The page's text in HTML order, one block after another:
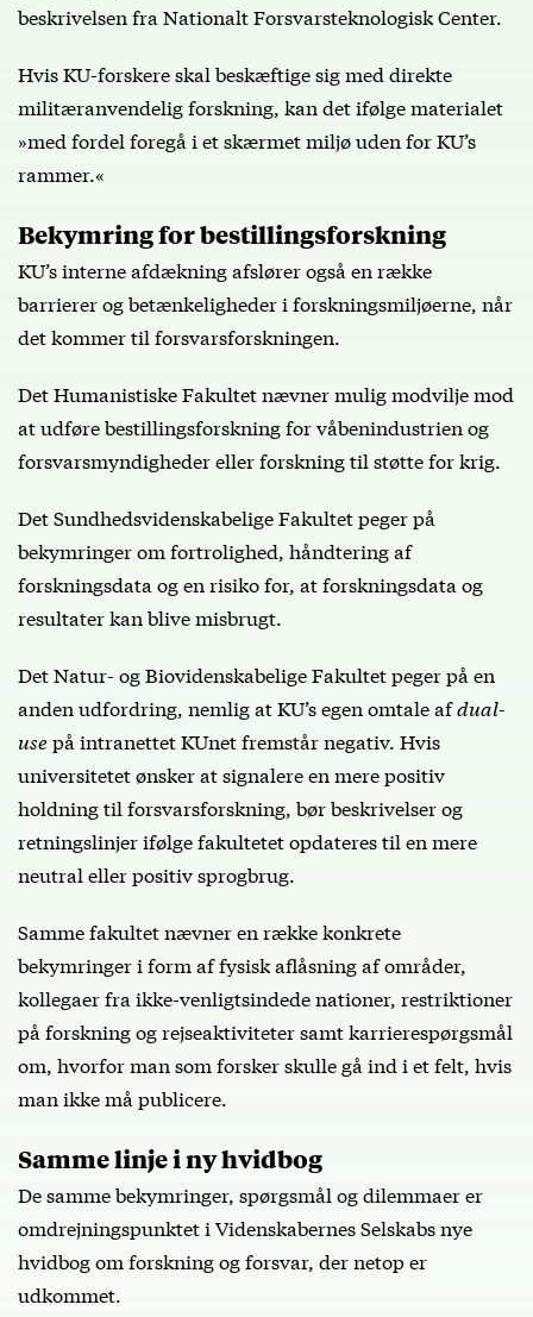
beskrivelsen fra Nationalt Forsvarsteknologisk Center.
Hvis KU-forskere skal beskæftige sig med direkte
militæranvendelig forskning, kan det ifølge materialet
»med fordel foregå i et skærmet miljø uden for KU’s
rammer.«
Bekymring for bestillingsforskning
KU’s interne afdækning afslører også en række
barrierer og betænkeligheder i forskningsmiljøerne, når
det kommer til forsvarsforskningen.
Det Humanistiske Fakultet nævner mulig modvilje mod
at udføre bestillingsforskning for våbenindustrien og
forsvarsmyndigheder eller forskning til støtte for krig.
Det Sundhedsvidenskabelige Fakultet peger på
bekymringer om fortrolighed, håndtering af
forskningsdata og en risiko for, at forskningsdata og
resultater kan blive misbrugt.
Det Natur- og Biovidenskabelige Fakultet peger på en
anden udfordring, nemlig at KU’s egen omtale afdual-
usepå intranettet KUnet fremstår negativ. Hvis
universitetet ønsker at signalere en mere positiv
holdning til forsvarsforskning, bør beskrivelser og
retningslinjer ifølge fakultetet opdateres til en mere
neutral eller positiv sprogbrug.
Samme fakultet nævner en række konkrete
bekymringer i form af fysisk aflåsning af områder,
kollegaer fra ikke-venligtsindede nationer, restriktioner
på forskning og rejseaktiviteter samt karrierespørgsmål
om, hvorfor man som forsker skulle gå ind i et felt, hvis
man ikke må publicere.
Samme linje i ny hvidbog
De samme bekymringer, spørgsmål og dilemmaer er
omdrejningspunktet i Videnskabernes Selskabs nye
hvidbog om forskning og forsvar, der netop er
udkommet.